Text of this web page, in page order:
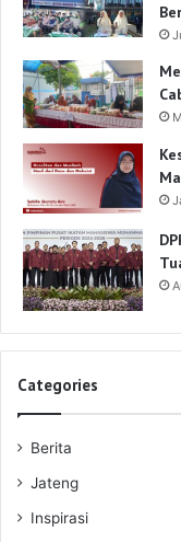
Categories
Berita
Jateng
Inspirasi